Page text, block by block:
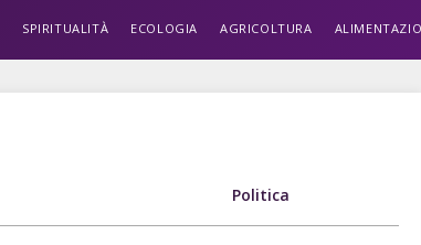
SPIRITUALITÀ ECOLOGIA AGRICOLTURA
Politica